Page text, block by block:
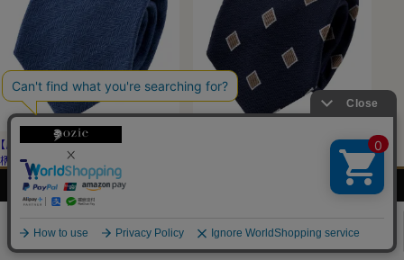
メンズ
シャツ
シャツの
基礎知識
【麻ネクタイ・リネンタイ】無地織
柄ヘリンボーン・ブルー・日本製
¥6,050 税込
【麻ネクタイ・リネンタイ】小紋・ネ
イビーブルー×ベージュ・日本製